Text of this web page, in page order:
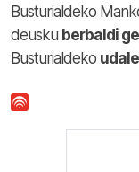
Busturialdeko
deusku berbaldi
Busturialdeko